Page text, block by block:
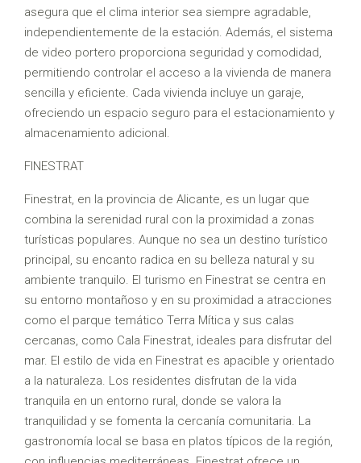
asegura que el clima interior sea siempre agradable,
independientemente de la estación. Además, el sistema
de video portero proporciona seguridad y comodidad,
permitiendo controlar el acceso a la vivienda de manera
sencilla y eficiente. Cada vivienda incluye un garaje,
ofreciendo un espacio seguro para el estacionamiento y
almacenamiento adicional.
FINESTRAT
Finestrat, en la provincia de Alicante, es un lugar que
combina la serenidad rural con la proximidad a zonas
turísticas populares. Aunque no sea un destino turístico
principal, su encanto radica en su belleza natural y su
ambiente tranquilo. El turismo en Finestrat se centra en
su entorno montañoso y en su proximidad a atracciones
como el parque temático Terra Mítica y sus calas
cercanas, como Cala Finestrat, ideales para disfrutar del
mar. El estilo de vida en Finestrat es apacible y orientado
a la naturaleza. Los residentes disfrutan de la vida
tranquila en un entorno rural, donde se valora la
tranquilidad y se fomenta la cercanía comunitaria. La
gastronomía local se basa en platos típicos de la región,